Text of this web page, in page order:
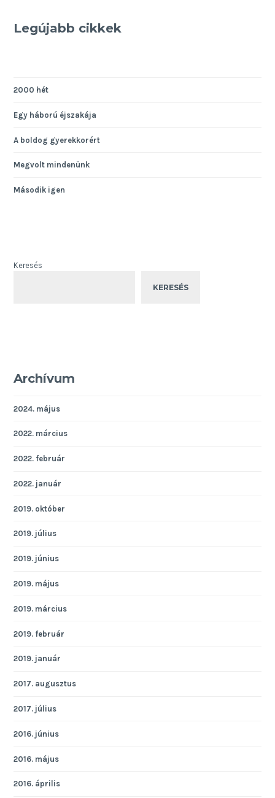
megfázást
Legújabb cikkek
2000 hét
Egy háború éjszakája
A boldog gyerekkorért
Megvolt mindenünk
Második igen
Keresés
KERESÉS
Archívum
2024. május
2022. március
2022. február
2022. január
2019. október
2019. július
2019. június
2019. május
2019. március
2019. február
2019. január
2017. augusztus
2017. július
2016. június
2016. május
2016. április